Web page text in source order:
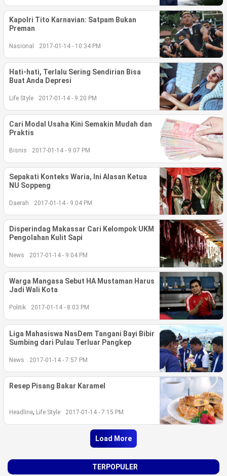
©
Copyright
2026
berita-
sulsel.com
.
All
Reserved
Kapolri Tito Karnavian: Satpam Bukan
Preman
Nasional 2017-01-14 - 10:34 PM
Hati-hati, Terlalu Sering Sendirian Bisa
Buat Anda Depresi
Life Style 2017-01-14 - 9:20 PM
Cari Modal Usaha Kini Semakin Mudah dan
Praktis
Bisnis 2017-01-14 - 9:07 PM
Sepakati Konteks Waria, Ini Alasan Ketua
NU Soppeng
Daerah 2017-01-14 - 9:04 PM
Disperindag Makassar Cari Kelompok UKM
Pengolahan Kulit Sapi
News 2017-01-14 - 9:04 PM
Warga Mangasa Sebut HA Mustaman Harus
Jadi Wali Kota
Politik 2017-01-14 - 8:03 PM
Liga Mahasiswa NasDem Tangani Bayi Bibir
Sumbing dari Pulau Terluar Pangkep
News 2017-01-14 - 7:57 PM
Resep Pisang Bakar Karamel
Headline, Life Style 2017-01-14 - 7:15 PM
Load More
TERPOPULER